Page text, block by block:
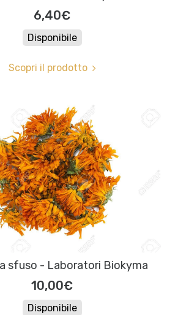
6,40€
Disponibile
Scopri il prodotto
sfuso - Laboratori Biokyma
10,00€
Disponibile